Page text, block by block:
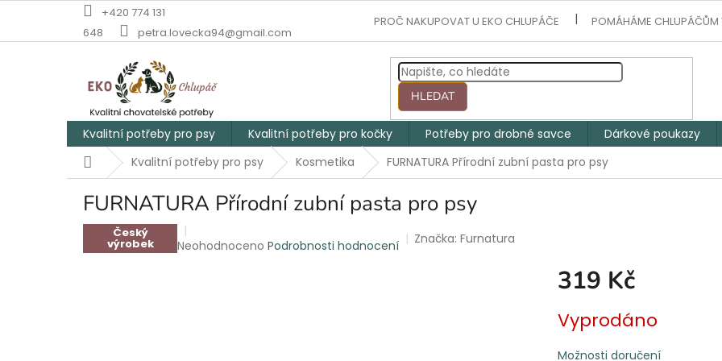
obsah
+420 774 131
648
petra.lovecka94@gmail.com
PROČ NAKUPOVAT U EKO CHLUPÁČE POMÁHÁME CHLUPÁČŮM
HLEDAT
Kvalitní potřeby pro psy Kvalitní potřeby pro kočky Potřeby pro drobné savce Dárkové poukazy
DomůKvalitní potřeby pro psy Kosmetika FURNATURA Přírodní zubní pasta pro psy
FURNATURA Přírodní zubní pasta pro psy
Český
výrobek
Průměrné
Neohodnoceno Podrobnosti hodnocení Značka:Furnatura
319 Kč
cena:
Vyprodáno
Možnosti doručení